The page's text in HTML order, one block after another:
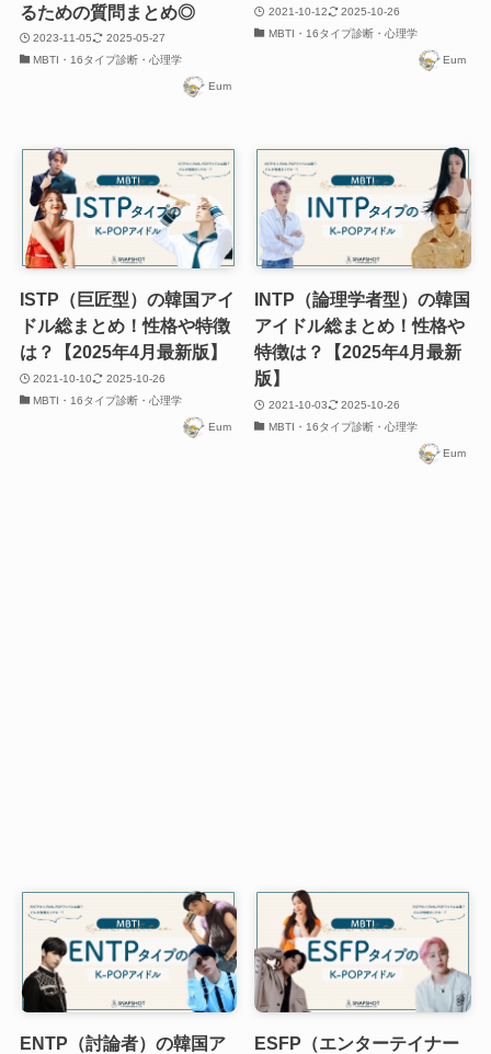
るための質問まとめ◎
2023-11-05
2025-05-27
MBTI・16タイプ診断・心理学
Eum
2021-10-12
2025-10-26
MBTI・16タイプ診断・心理学
Eum
ISTP（巨匠型）の韓国アイ
ドル総まとめ！性格や特徴
は？【2025年4月最新版】
2021-10-10
2025-10-26
MBTI・16タイプ診断・心理学
Eum
INTP（論理学者型）の韓国
アイドル総まとめ！性格や
特徴は？【2025年4月最新
版】
2021-10-03
2025-10-26
MBTI・16タイプ診断・心理学
Eum
ENTP（討論者）の韓国ア
ESFP（エンターテイナー